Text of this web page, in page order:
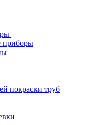
приборы
покраски труб